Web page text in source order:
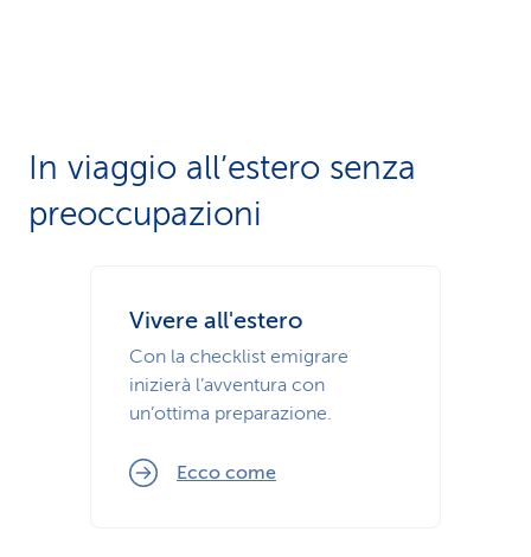
In viaggio all’estero senza
preoccupazioni
Vivere all'estero
Con la checklist emigrare
inizierà l’avventura con
un’ottima prepa­razione.
Ecco come